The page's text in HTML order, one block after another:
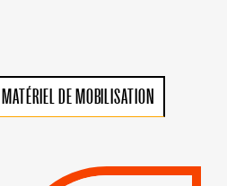
MATÉRIEL DE MOBILISATION